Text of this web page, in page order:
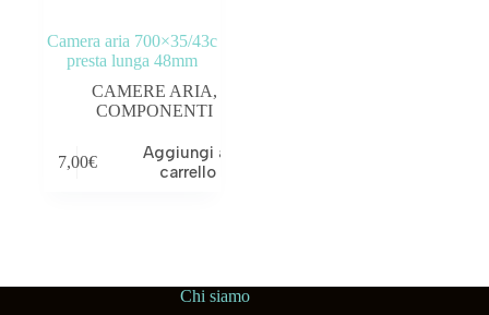
OUTLET
Tag prodotto
Camera aria 700×35/43c
presta lunga 48mm
CAMERE ARIA,
COMPONENTI
7,00€
Aggiungi al
carrello
Chi siamo